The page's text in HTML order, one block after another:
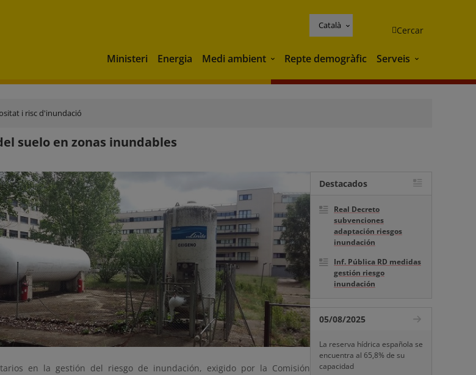
Català Cercar
Ministeri Energia Medi ambient Medi ambient
Repte demogràfic Serveis Serveis
i risc d'inundació
suelo en zonas inundables
en la gestión del riesgo de inundación, exigido por la Comisión
Destacados
Real Decreto
subvenciones
adaptación riesgos
inundación
Inf. Pública RD medidas
gestión riesgo
inundación
05/08/2025
La reserva hídrica española se
encuentra al 65,8% de su
capacidad